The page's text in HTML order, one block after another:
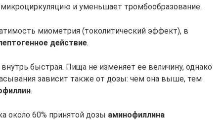
и уменьшает тромбообразование.
миометрия (токолитический эффект), в
действие.
быстрая. Пища не изменяет ее величину, однако
зависит также от дозы: чем она выше, тем
.
около 60% принятой дозы аминофиллина